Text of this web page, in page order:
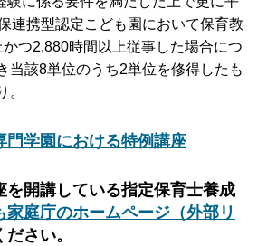
連携型認定こども園において保育教
つ2,880時間以上従事した場合につ
当該8単位のうち2単位を修得したも
。
門学園における特例講座
を開講している指定保育士養成
家庭庁のホームページ（外部リ
さい。